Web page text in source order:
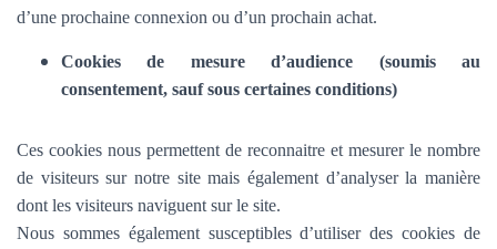
d’une prochaine connexion ou d’un prochain achat.
Cookies de mesure d’audience (soumis au
consentement, sauf sous certaines conditions)
Ces cookies nous permettent de reconnaitre et mesurer le nombre
de visiteurs sur notre site mais également d’analyser la manière
dont les visiteurs naviguent sur le site.
Nous sommes également susceptibles d’utiliser des cookies de